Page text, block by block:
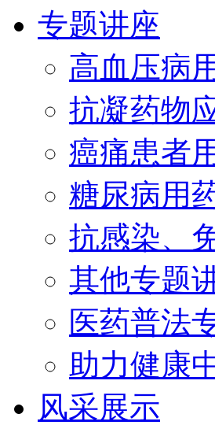
专题讲座
高血压病
抗凝药物
癌痛患者
糖尿病用
抗感染、
其他专题
医药普法
助力健康
风采展示